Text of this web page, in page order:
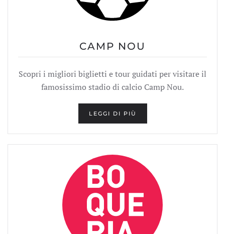
CAMP NOU
Scopri i migliori biglietti e tour guidati per visitare il
famosissimo stadio di calcio Camp Nou.
LEGGI DI PIÙ